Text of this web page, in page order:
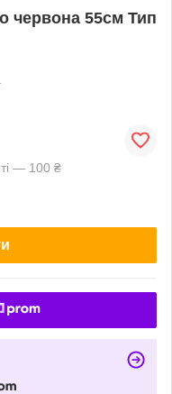
червона 55см Тип
— 100 ₴